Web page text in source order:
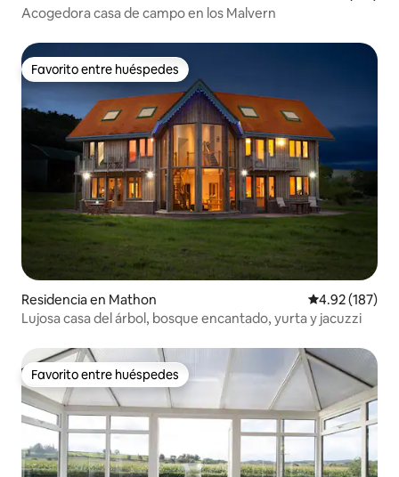
Acogedora casa de campo en los Malvern
Favorito entre huéspedes
Favorito entre huéspedes
Residencia en Mathon Calificación
4.92 (187)
Lujosa casa del árbol, bosque encantado, yurta y jacuzzi
Favorito entre huéspedes
Favorito entre huéspedes